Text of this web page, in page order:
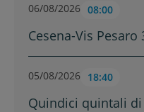
06/08/2026 08:00
Cesena-Vis Pesaro
05/08/2026 18:40
Quindici quintali